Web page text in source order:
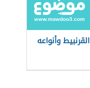
القرنبيط وأنواعه